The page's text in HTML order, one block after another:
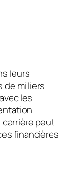
leurs
de milliers
les
peut
financières